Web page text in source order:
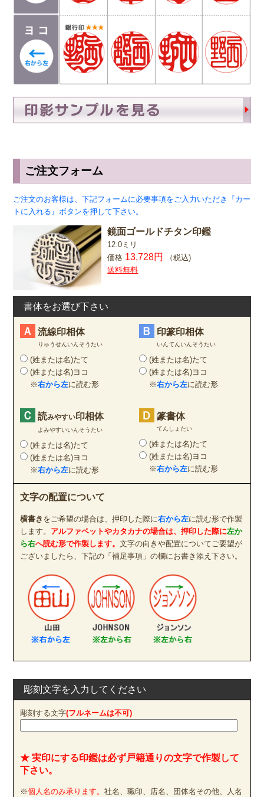
使用をお勧めしています。
実印や銀行印によく使用されます。西野工房で
は、篆書体の中でも印篆を使用し作成していま
は異なり「上下左右の余白が広い場合や狭い場
合」がありますので、ご希望があるお客様は備考
ご注文フォーム
ご注文のお客様は、下記フォームに必要事項をご入力いただき『カー
トに入れる』ボタンを押して下さい。
鏡面ゴールドチタン印鑑
12.0ミリ
価格 13,728円
（税込)
送料無料
書体をお選び下さい
Ａ 流線印相体
りゅうせんいんそうたい
(姓または名)たて
(姓または名)ヨコ
※右から左に読む形
Ｃ 読みやすい印相体
よみやすいいんそうたい
(姓または名)たて
(姓または名)ヨコ
※右から左に読む形
Ｂ 印篆印相体
いんてんいんそうたい
(姓または名)たて
(姓または名)ヨコ
※右から左に読む形
Ｄ 篆書体
てんしょたい
(姓または名)たて
(姓または名)ヨコ
※右から左に読む形
文字の配置について
横書き をご希望の場合は、押印した際に右から左に読む形で作製
します。 アルファベットやカタカナの場合は、押印した際に左か
ら右へ読む形で作製します。文字の向きや配置についてご要望が
ございましたら、下記の「補足事項」の欄にお書き添え下さい。
彫刻文字を入力してください
彫刻する文字(フルネームは不可)
★ 実印にする印鑑は必ず戸籍通りの文字で作製して
下さい。
※個人名のみ承ります。社名、職印、店名、団体名その他、人名